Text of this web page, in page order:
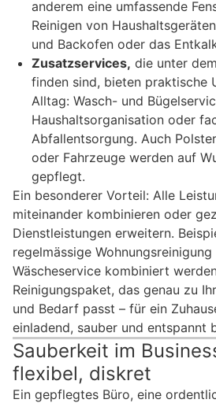
anderem eine umfassende
Reinigen von
und Backofen oder das
Zusatzservices, die unter
finden sind, bieten praktische
Alltag: Wasch- und
Haushaltsorganisation oder
Abfallentsorgung. Auch
oder Fahrzeuge werden auf
gepflegt.
Ein besonderer Vorteil: Alle
miteinander kombinieren oder
Dienstleistungen erweitern.
regelmässige
Wäscheservice kombiniert
Reinigungspaket, das genau zu
und Bedarf passt – für ein
einladend, sauber und entspannt
Sauberkeit im
flexibel, diskret
Ein gepflegtes Büro, eine